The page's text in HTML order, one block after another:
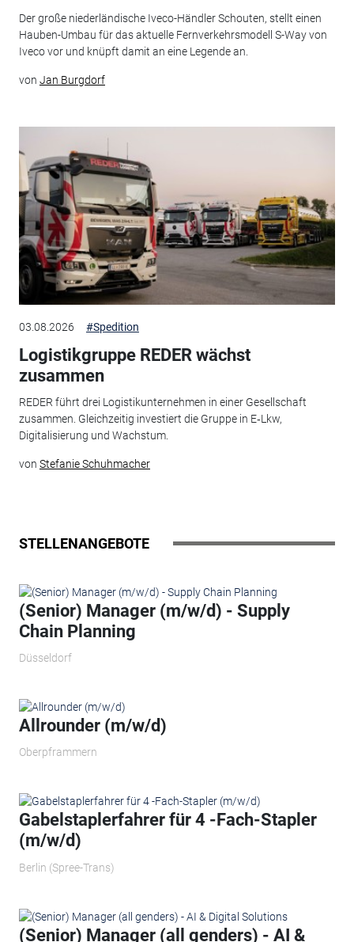
Der große niederländische Iveco-Händler Schouten, stellt einen
Hauben-Umbau für das aktuelle Fernverkehrsmodell S-Way von
Iveco vor und knüpft damit an eine Legende an.
von Jan Burgdorf
03.08.2026 #Spedition
Logistikgruppe REDER wächst
zusammen
REDER führt drei Logistikunternehmen in einer Gesellschaft
zusammen. Gleichzeitig investiert die Gruppe in E‑Lkw,
Digitalisierung und Wachstum.
von Stefanie Schuhmacher
STELLENANGEBOTE
(Senior) Manager (m/w/d) - Supply
Chain Planning
Düsseldorf
Allrounder (m/w/d)
Oberpframmern
Gabelstaplerfahrer für 4 -Fach-Stapler
(m/w/d)
Berlin (Spree-Trans)
(Senior) Manager (all genders) - AI &